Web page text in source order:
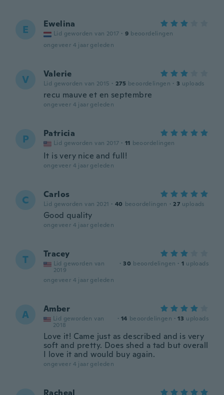
E Ewelina
Lid geworden van 2017 · 9 beoordelingen
ongeveer 4 jaar geleden
V Valerie
Lid geworden van 2015 · 275 beoordelingen · 3 uploads
recu mauve et en septembre
ongeveer 4 jaar geleden
P Patricia
Lid geworden van 2017 · 11 beoordelingen
It is very nice and full!
ongeveer 4 jaar geleden
C Carlos
Lid geworden van 2021 · 40 beoordelingen · 27 uploads
Good quality
ongeveer 4 jaar geleden
T Tracey
Lid geworden van
2019
· 30 beoordelingen · 1 uploads
ongeveer 4 jaar geleden
A Amber
Lid geworden van
2018
· 14 beoordelingen · 13 uploads
Love it! Came just as described and is very
soft and pretty. Does shed a tad but overall
I love it and would buy again.
ongeveer 4 jaar geleden
Racheal